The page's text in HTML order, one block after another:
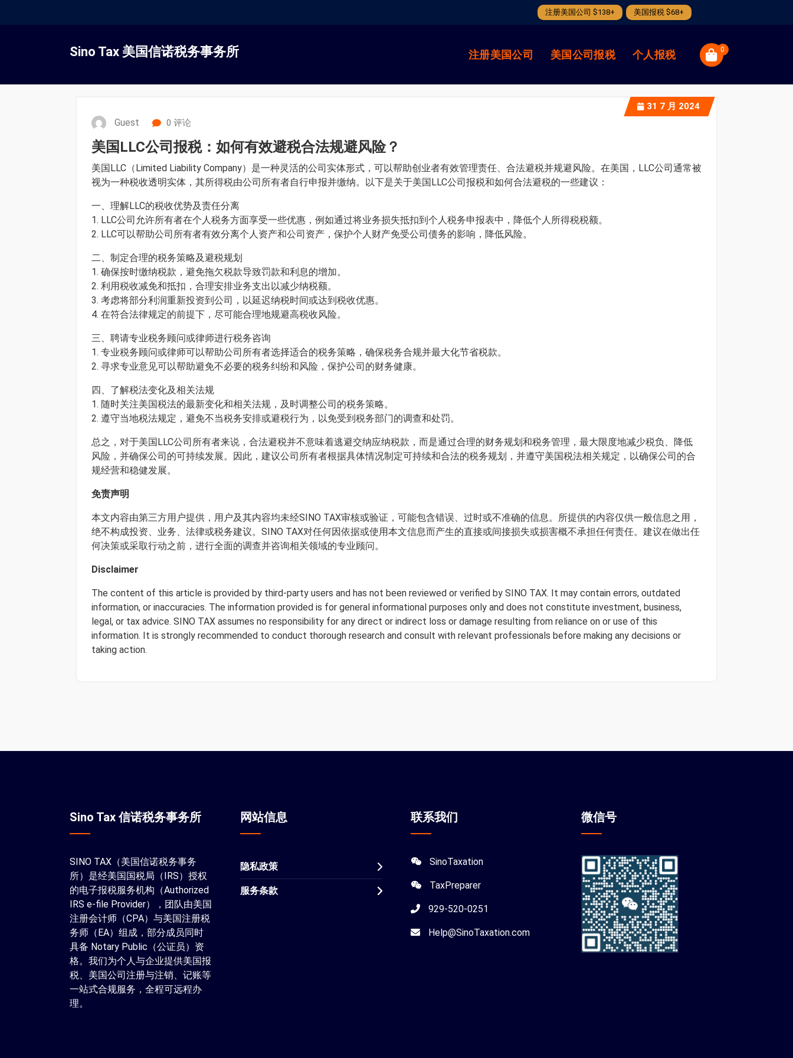
注册美国公司 $138+ 美国报税 $68+
容
Sino Tax 美国信诺税务事务所 注册美国公司 美国公司报税 个人报税 0
31 7 月 2024
Guest 0 评论
美国LLC公司报税：如何有效避税合法规避风险？
美国LLC（Limited Liability Company）是一种灵活的公司实体形式，可以帮助创业者有效管理责任、合法避税并规避风险。在美国，LLC公司通常被
视为一种税收透明实体，其所得税由公司所有者自行申报并缴纳。以下是关于美国LLC公司报税和如何合法避税的一些建议：
一、理解LLC的税收优势及责任分离
1. LLC公司允许所有者在个人税务方面享受一些优惠，例如通过将业务损失抵扣到个人税务申报表中，降低个人所得税税额。
2. LLC可以帮助公司所有者有效分离个人资产和公司资产，保护个人财产免受公司债务的影响，降低风险。
二、制定合理的税务策略及避税规划
1. 确保按时缴纳税款，避免拖欠税款导致罚款和利息的增加。
2. 利用税收减免和抵扣，合理安排业务支出以减少纳税额。
3. 考虑将部分利润重新投资到公司，以延迟纳税时间或达到税收优惠。
4. 在符合法律规定的前提下，尽可能合理地规避高税收风险。
三、聘请专业税务顾问或律师进行税务咨询
1. 专业税务顾问或律师可以帮助公司所有者选择适合的税务策略，确保税务合规并最大化节省税款。
2. 寻求专业意见可以帮助避免不必要的税务纠纷和风险，保护公司的财务健康。
四、了解税法变化及相关法规
1. 随时关注美国税法的最新变化和相关法规，及时调整公司的税务策略。
2. 遵守当地税法规定，避免不当税务安排或避税行为，以免受到税务部门的调查和处罚。
总之，对于美国LLC公司所有者来说，合法避税并不意味着逃避交纳应纳税款，而是通过合理的财务规划和税务管理，最大限度地减少税负、降低
风险，并确保公司的可持续发展。因此，建议公司所有者根据具体情况制定可持续和合法的税务规划，并遵守美国税法相关规定，以确保公司的合
规经营和稳健发展。
免责声明
本文内容由第三方用户提供，用户及其内容均未经SINO TAX审核或验证，可能包含错误、过时或不准确的信息。所提供的内容仅供一般信息之用，
绝不构成投资、业务、法律或税务建议。SINO TAX对任何因依据或使用本文信息而产生的直接或间接损失或损害概不承担任何责任。建议在做出任
何决策或采取行动之前，进行全面的调查并咨询相关领域的专业顾问。
Disclaimer
The content of this article is provided by third-party users and has not been reviewed or verified by SINO TAX. It may contain errors, outdated
information, or inaccuracies. The information provided is for general informational purposes only and does not constitute investment, business,
legal, or tax advice. SINO TAX assumes no responsibility for any direct or indirect loss or damage resulting from reliance on or use of this
information. It is strongly recommended to conduct thorough research and consult with relevant professionals before making any decisions or
taking action.
Sino Tax 信诺税务事务所
SINO TAX（美国信诺税务事务
所）是经美国国税局（IRS）授权
的电子报税服务机构（Authorized
IRS e-file Provider），团队由美国
注册会计师（CPA）与美国注册税
务师（EA）组成，部分成员同时
具备 Notary Public（公证员）资
格。我们为个人与企业提供美国报
税、美国公司注册与注销、记账等
一站式合规服务，全程可远程办
理。
网站信息
隐私政策
服务条款
联系我们
SinoTaxation
TaxPreparer
929-520-0251
Help@SinoTaxation.com
微信号